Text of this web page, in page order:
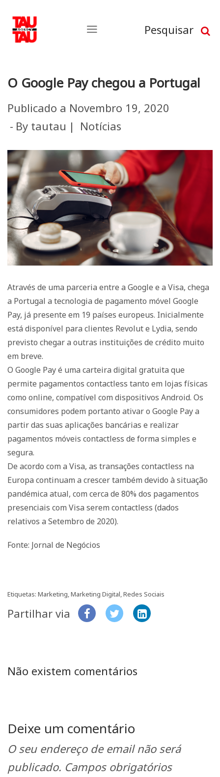
Pesquisar
O Google Pay chegou a Portugal
Publicado a Novembro 19, 2020
By tautau Notícias
Através de uma parceria entre a Google e a Visa, chega
a Portugal a tecnologia de pagamento móvel Google
Pay, já presente em 19 países europeus. Inicialmente
está disponível para clientes Revolut e Lydia, sendo
previsto chegar a outras instituições de crédito muito
em breve.
O Google Pay é uma carteira digital gratuita que
permite pagamentos contactless tanto em lojas físicas
como online, compatível com dispositivos Android. Os
consumidores podem portanto ativar o Google Pay a
partir das suas aplicações bancárias e realizar
pagamentos móveis contactless de forma simples e
segura.
De acordo com a Visa, as transações contactless na
Europa continuam a crescer também devido à situação
pandémica atual, com cerca de 80% dos pagamentos
presenciais com Visa serem contactless (dados
relativos a Setembro de 2020).
Fonte: Jornal de Negócios
Etiquetas: Marketing,Marketing Digital,Redes Sociais
Partilhar via
Não existem comentários
Deixe um comentário
O seu endereço de email não será
publicado. Campos obrigatórios